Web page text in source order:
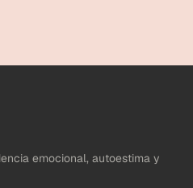
emocional, autoestima y